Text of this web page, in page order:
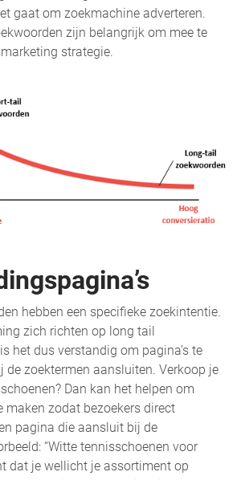
gaat om zoekmachine adverteren.
zijn belangrijk om mee te
strategie.
hebben een specifieke zoekintentie.
zich richten op long tail
het dus verstandig om pagina’s te
de zoektermen aansluiten. Verkoop je
Dan kan het helpen om
maken zodat bezoekers direct
pagina die aansluit bij de
“Witte tennisschoenen voor
dat je wellicht je assortiment op